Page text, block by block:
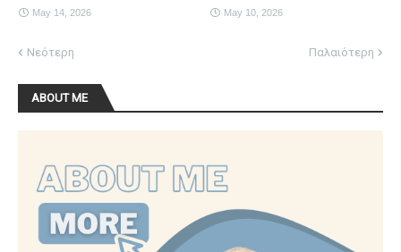
May 14, 2026 May 10, 2026
Νεότερη Παλαιότερη
ABOUT ME